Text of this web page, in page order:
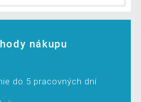
nákupu
do 5 pracovných dní